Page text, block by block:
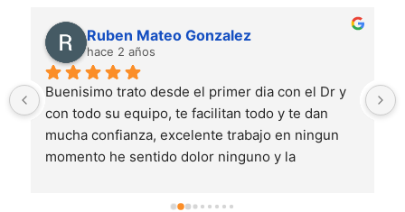
Ruben Mateo Gonzalez
hace 2 años
Buenisimo trato desde el primer dia con el Dr y
con todo su equipo, te facilitan todo y te dan
mucha confianza, excelente trabajo en ningun
momento he sentido dolor ninguno y la
contento con el resultado es mejor de lo que